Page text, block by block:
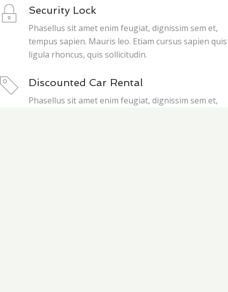
Security Lock
Phasellus sit amet enim feugiat, dignissim sem et,
tempus sapien. Mauris leo. Etiam cursus sapien quis
ligula rhoncus, quis sollicitudin.
Discounted Car Rental
Phasellus sit amet enim feugiat, dignissim sem et,